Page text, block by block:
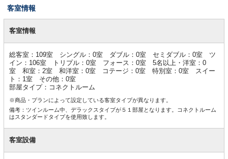
客室情報
室客室情報
総客室：109室 シングル：0室 ダブル：0室 セミダブル：0室 ツ
イン：106室 トリプル：0室 フォース：0室 5名以上・洋室：0
室 和室：2室 和洋室：0室 コテージ：0室 特別室：0室 スイー
ト：1室 その他：0室
部屋タイプ：コネクトルーム
※商品・プランによって設定している客室タイプが異なります。
備考：ツインルーム中、デラックスタイプが５１部屋となります。コネクトルーム
はスタンダードタイプを使用致します。
客室設備